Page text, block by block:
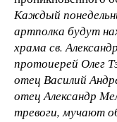
Каждый
артполка будут
храма св.
протоиерей Олег
отец Василий
отец Александр
тревоги, мучают